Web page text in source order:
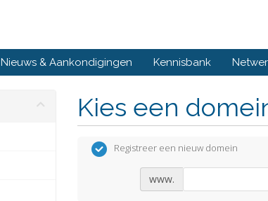
Nieuws & Aankondigingen Kennisbank
Kies een
Registreer een nieuw domein
www.